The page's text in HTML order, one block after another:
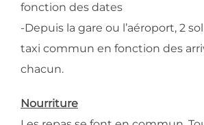
fonction des dates
-Depuis la gare ou l’aéroport, 2
taxi commun en fonction des
chacun.
Nourriture